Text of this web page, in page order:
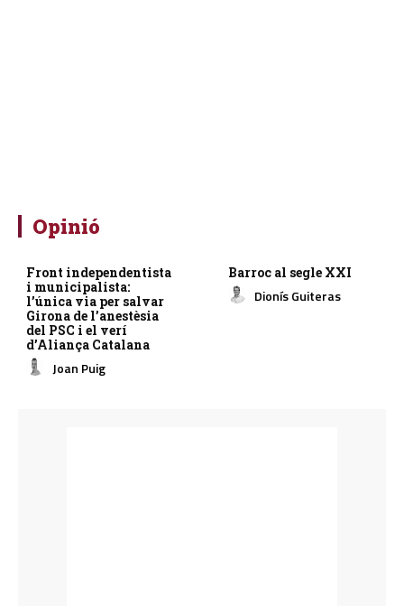
Opinió
Front independentista
i municipalista:
l’única via per salvar
Girona de l’anestèsia
del PSC i el verí
d’Aliança Catalana
Joan Puig
Barroc al segle XXI
Dionís Guiteras